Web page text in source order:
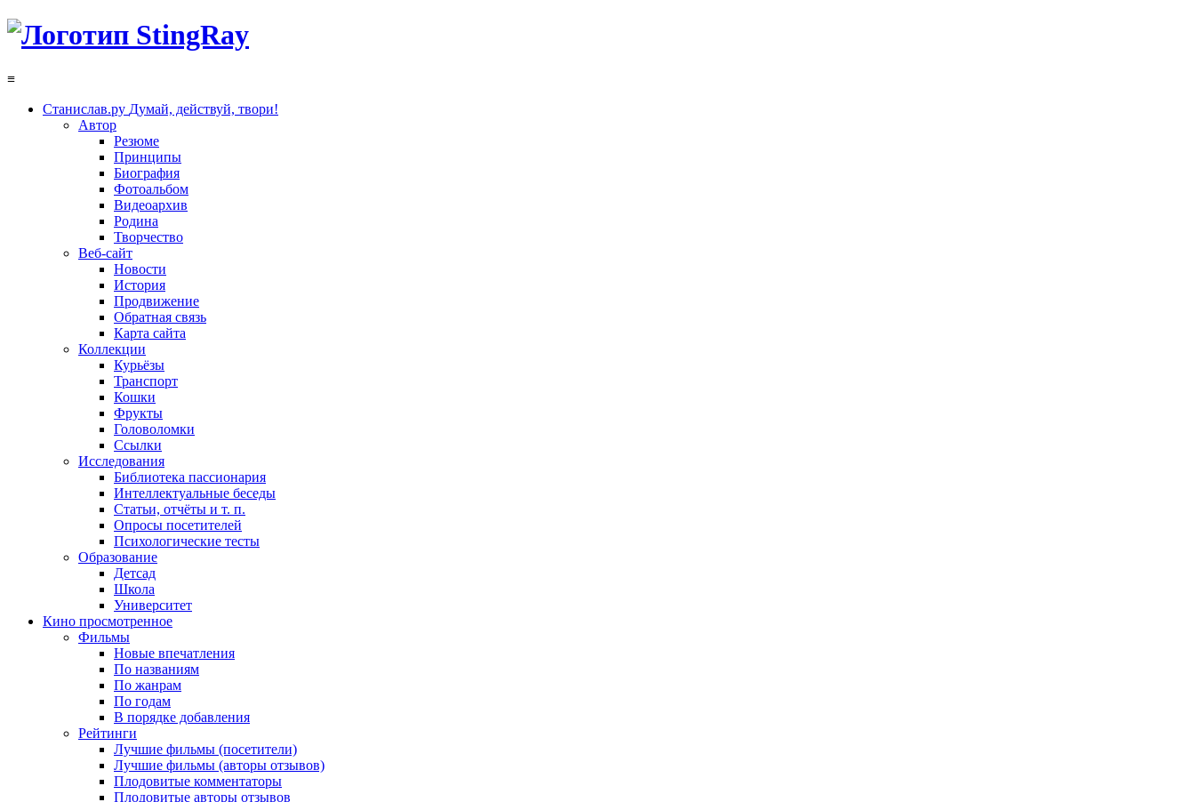
≡
Станислав.ру Думай, действуй, твори!
Автор
Резюме
Принципы
Биография
Фотоальбом
Видеоархив
Родина
Творчество
Веб-сайт
Новости
История
Продвижение
Обратная связь
Карта сайта
Коллекции
Курьёзы
Транспорт
Кошки
Фрукты
Головоломки
Ссылки
Исследования
Библиотека пассионария
Интеллектуальные беседы
Статьи, отчёты и т. п.
Опросы посетителей
Психологические тесты
Образование
Детсад
Школа
Университет
Кино просмотренное
Фильмы
Новые впечатления
По названиям
По жанрам
По годам
В порядке добавления
Рейтинги
Лучшие фильмы (посетители)
Лучшие фильмы (авторы отзывов)
Плодовитые комментаторы
Плодовитые авторы отзывов